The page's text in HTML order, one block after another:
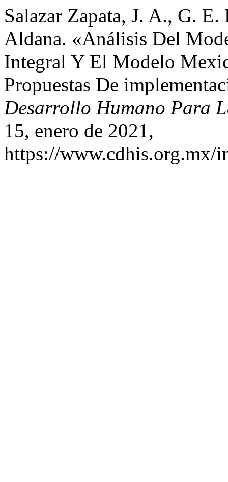
Salazar Zapata, J. A., G.
Aldana. «Análisis Del
Integral Y El Modelo
Propuestas De
Desarrollo Humano Para
15, enero de 2021,
https://www.cdhis.org.mx/